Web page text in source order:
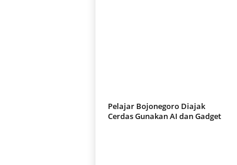
Pelajar Bojonegoro Diajak
Cerdas Gunakan AI dan Gadget